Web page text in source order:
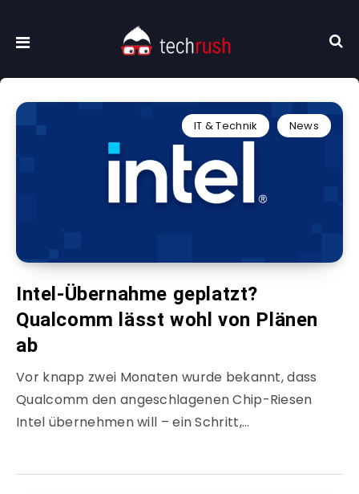
IT & Technik News
Intel-Übernahme geplatzt?
Qualcomm lässt wohl von Plänen
ab
Vor knapp zwei Monaten wurde bekannt, dass
Qualcomm den angeschlagenen Chip-Riesen
Intel übernehmen will – ein Schritt,…